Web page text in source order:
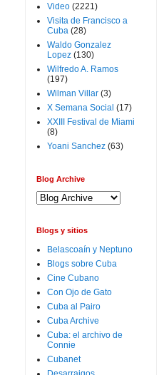
Video (2221)
Visita de Francisco a
Cuba (28)
Waldo Gonzalez
Lopez (130)
Wilfredo A. Ramos
(197)
Wilman Villar (3)
X Semana Social (17)
XXIII Festival de Miami
(8)
Yoani Sanchez (63)
Blog Archive
Blogs y sitios
Belascoaín y Neptuno
Blogs sobre Cuba
Cine Cubano
Con Ojo de Gato
Cuba al Pairo
Cuba Archive
Cuba: el archivo de
Connie
Cubanet